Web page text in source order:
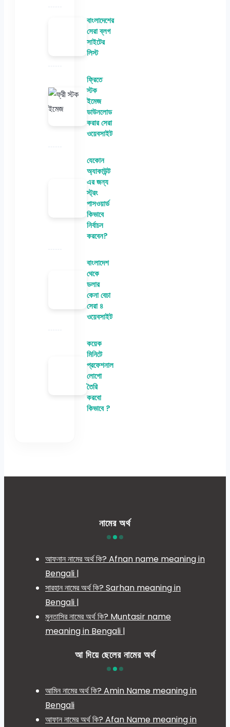
বাংলাদেশের
সেরা ব্লগ
সাইটের
লিস্ট
ফ্রিতে
স্টক
ইমেজ
ডাউনলোড
করার সেরা
ওয়েবসাইট
যেকোন
অ্যাকাউন্ট
এর জন্য
স্ট্রং
পাসওয়ার্ড
কিভাবে
নির্বাচন
করবেন?
বাংলাদেশ
থেকে
ডলার
কেনা বেচা
সেরা ৪
ওয়েবসাইট
কয়েক
মিনিটে
প্রফেশনাল
লোগো
তৈরি
করবো
কিভাবে ?
নামের অর্থ
আফনান নামের অর্থ কি? Afnan name meaning in
Bengali |
সারহান নামের অর্থ কি? Sarhan meaning in
Bengali |
মুনতাসির নামের অর্থ কি? Muntasir name
meaning in Bengali |
আ দিয়ে ছেলের নামের অর্থ
আমিন নামের অর্থ কি? Amin Name meaning in
Bengali
আফান নামের অর্থ কি? Afan Name meaning in